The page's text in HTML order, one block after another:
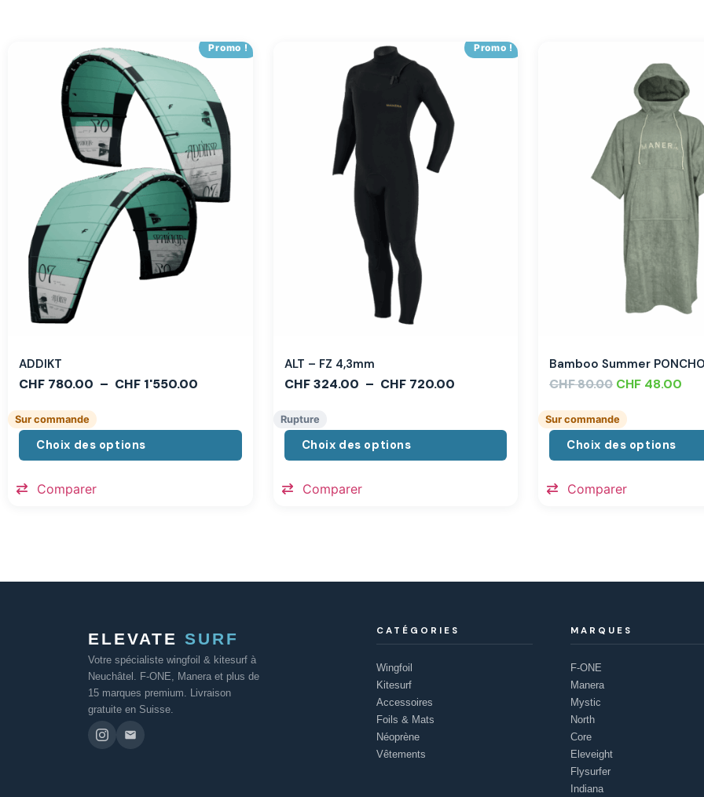
Promo !
ADDIKT
CHF 780.00 – CHF 1'550.00
Sur commande
Choix des options
Comparer
Promo !
ALT – FZ 4,3mm
CHF324.00 – CHF720.00
Rupture
Choix des options
Comparer
Bamboo Summer PONCHO
CHF80.00 CHF 48.00
Sur commande
Choix des options
Comparer
ELEVATE SURF
Votre spécialiste wingfoil & kitesurf à
Neuchâtel. F-ONE, Manera et plus de
15 marques premium. Livraison
gratuite en Suisse.
CATÉGORIES
Wingfoil
Kitesurf
Accessoires
Foils & Mats
Néoprène
Vêtements
MARQUES
F-ONE
Manera
Mystic
North
Core
Eleveight
Flysurfer
Indiana